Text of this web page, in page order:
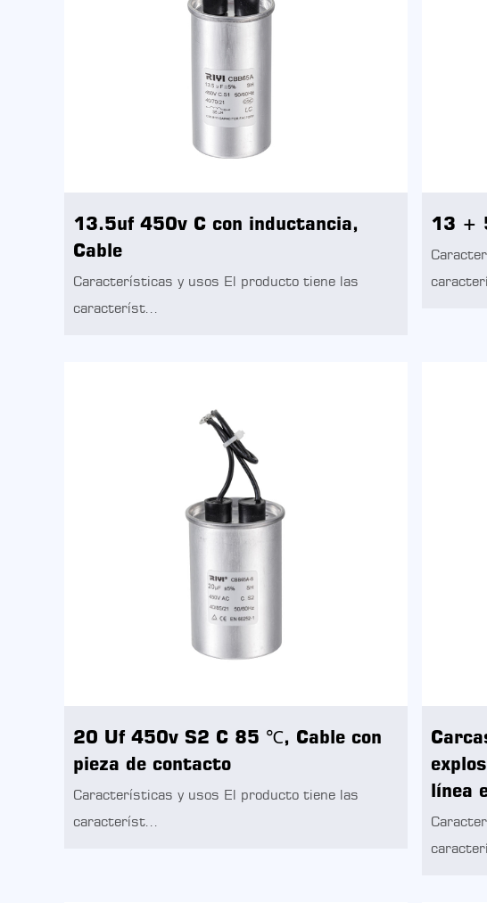
13.5uf 450v C con inductancia,
Cable
Características y usos El producto tiene las
característ...
13 +
20 Uf 450v S2 C 85 ℃, Cable con
pieza de contacto
Características y usos El producto tiene las
característ...
línea